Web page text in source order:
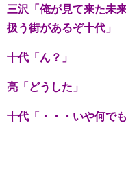
三沢「俺が見て来た未
扱う街があるぞ十代」
十代「ん？」
亮「どうした」
十代「・・・いや何でも